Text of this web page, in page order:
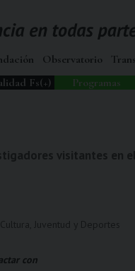
Observatorio
Fs(+)
Programas
con